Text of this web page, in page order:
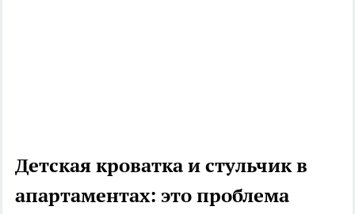
Детская кроватка и стульчик в
апартаментах: это проблема